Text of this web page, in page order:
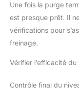
Une fois la purge
est presque prêt. Il
vérifications pour
freinage.
Vérifier l’efficacité
Contrôle final du